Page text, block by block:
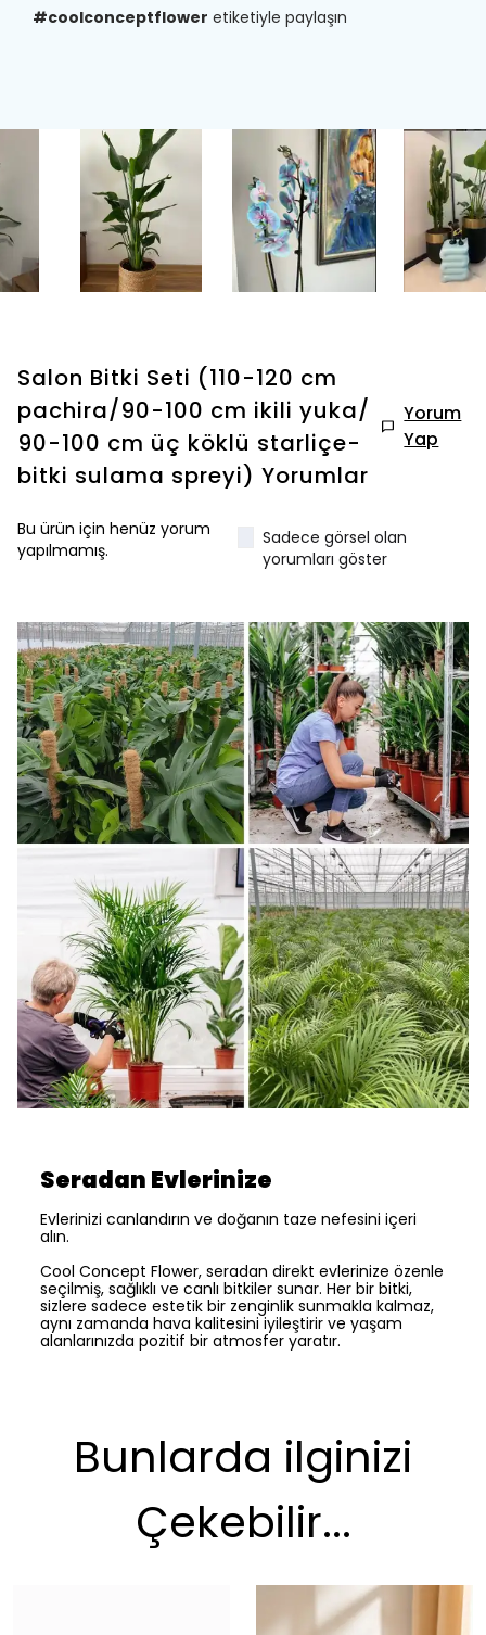
#coolconceptflower etiketiyle paylaşın
Salon Bitki Seti (110-120 cm
pachira/90-100 cm ikili yuka/
90-100 cm üç köklü starliçe-
bitki sulama spreyi) Yorumlar
Yorum
Yap
Bu ürün için henüz yorum
yapılmamış.
Sadece görsel olan
yorumları göster
Seradan Evlerinize
Evlerinizi canlandırın ve doğanın taze nefesini içeri
alın.
Cool Concept Flower, seradan direkt evlerinize özenle
seçilmiş, sağlıklı ve canlı bitkiler sunar. Her bir bitki,
sizlere sadece estetik bir zenginlik sunmakla kalmaz,
aynı zamanda hava kalitesini iyileştirir ve yaşam
alanlarınızda pozitif bir atmosfer yaratır.
Bunlarda ilginizi
Çekebilir...